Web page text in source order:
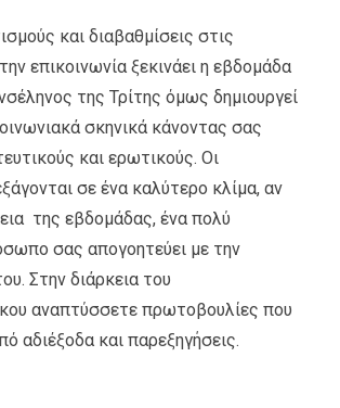
και διαβαθμίσεις στις
επικοινωνία ξεκινάει η εβδομάδα
της Τρίτης όμως δημιουργεί
σκηνικά κάνοντας σας
και ερωτικούς. Οι
σε ένα καλύτερο κλίμα, αν
της εβδομάδας, ένα πολύ
σας απογοητεύει με την
Στην διάρκεια του
αναπτύσσετε πρωτοβουλίες που
αδιέξοδα και παρεξηγήσεις.